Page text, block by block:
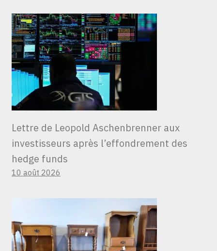
Lettre de Leopold Aschenbrenner aux
investisseurs après l’effondrement des
hedge funds
10 août 2026